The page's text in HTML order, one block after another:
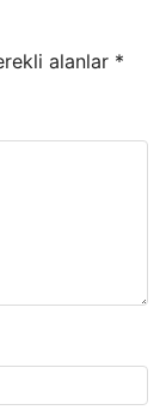
alanlar *